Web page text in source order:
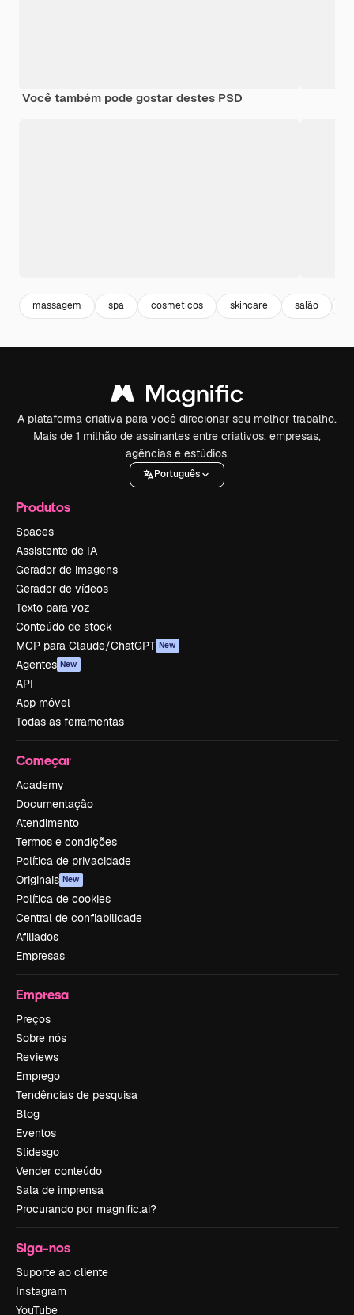
Você também pode gostar destes PSD
massagem spa cosmeticos skincare salão
A plataforma criativa para você direcionar seu melhor trabalho.
Mais de 1 milhão de assinantes entre criativos, empresas,
agências e estúdios.
Português
Produtos
Spaces
Assistente de IA
Gerador de imagens
Gerador de vídeos
Texto para voz
Conteúdo de stock
MCP para Claude/ChatGPT New
Agentes New
API
App móvel
Todas as ferramentas
Começar
Academy
Documentação
Atendimento
Termos e condições
Política de privacidade
Originais New
Política de cookies
Central de confiabilidade
Afiliados
Empresas
Empresa
Preços
Sobre nós
Reviews
Emprego
Tendências de pesquisa
Blog
Eventos
Slidesgo
Vender conteúdo
Sala de imprensa
Procurando por magnific.ai?
Siga-nos
Suporte ao cliente
Instagram
YouTube